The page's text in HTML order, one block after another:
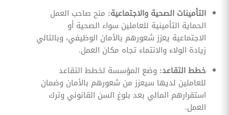
التأمينات الصحية والاجتماعية: منح صاحب العمل
الحماية التأمينية للعاملين سواء الصحية أو
الاجتماعية يعزز شعورهم بالأمان الوظيفي، وبالتالي
زيادة الولاء والانتماء تجاه مكان العمل.
خطط التقاعد: وضع المؤسسة لخطط التقاعد
للعاملين لديها سيعزز من شعورهم بالأمان وضمان
استقرارهم المالي بعد بلوغ السن القانوني وترك
العمل.